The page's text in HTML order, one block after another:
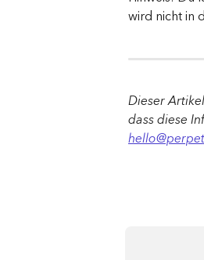
wird nicht in
Dieser
dass diese